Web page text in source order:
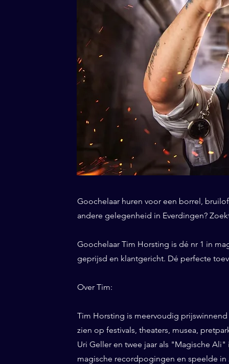
Goochelaar huren voor een borrel,
andere gelegenheid in Everdingen?
Goochelaar Tim Horsting is dé nr 1 in
geprijsd en klantgericht. Dé perfecte
Over Tim:
Tim Horsting is meervoudig
zien op festivals, theaters, musea,
Uri Geller en twee jaar als "Magische
magische recordpogingen en speelde in